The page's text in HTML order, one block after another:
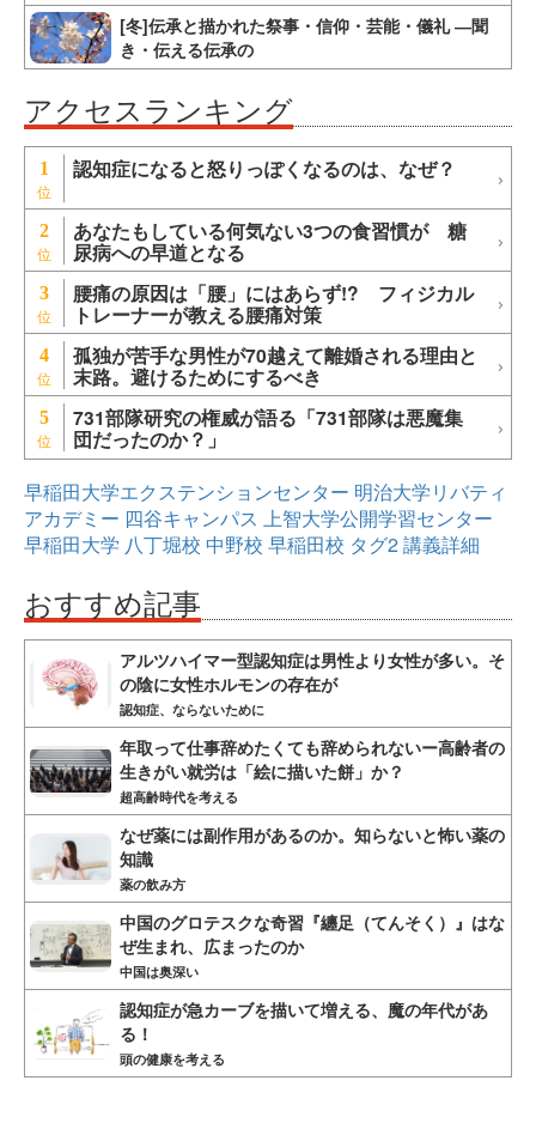
[冬]伝承と描かれた祭事・信仰・芸能・儀礼 ―聞
き・伝える伝承の
アクセスランキング
1 認知症になると怒りっぽくなるのは、なぜ？
2 あなたもしている何気ない3つの食習慣が 糖
尿病への早道となる
3 腰痛の原因は「腰」にはあらず!? フィジカル
トレーナーが教える腰痛対策
4 孤独が苦手な男性が70越えて離婚される理由と
末路。避けるためにするべき
5 731部隊研究の権威が語る「731部隊は悪魔集
団だったのか？」
早稲田大学エクステンションセンター 明治大学リバティ
アカデミー 四谷キャンパス 上智大学公開学習センター
早稲田大学 八丁堀校 中野校 早稲田校 タグ2講義詳細
おすすめ記事
アルツハイマー型認知症は男性より女性が多い。そ
の陰に女性ホルモンの存在が
認知症、ならないために
年取って仕事辞めたくても辞められないー高齢者の
生きがい就労は「絵に描いた餅」か？
超高齢時代を考える
なぜ薬には副作用があるのか。知らないと怖い薬の
知識
薬の飲み方
中国のグロテスクな奇習『纏足（てんそく）』はな
ぜ生まれ、広まったのか
中国は奥深い
認知症が急カーブを描いて増える、魔の年代があ
る！
頭の健康を考える